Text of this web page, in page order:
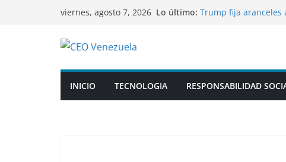
viernes, agosto 7, 2026 Lo último: Trump fija aranceles
venezolanas a
FOTOS: Irán
INICIO TECNOLOGIA RESPONSABILIDAD